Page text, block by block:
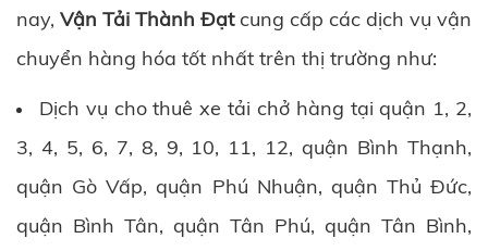
nay, Vận Tải Thành Đạtcung cấp các dịch vụ vận
chuyển hàng hóa tốt nhất trên thị trường như:
Dịch vụ cho thuê xe tải chở hàng tại quận 1, 2,
3, 4, 5, 6, 7, 8, 9, 10, 11, 12, quận Bình Thạnh,
quận Gò Vấp, quận Phú Nhuận, quận Thủ Đức,
quận Bình Tân, quận Tân Phú, quận Tân Bình,